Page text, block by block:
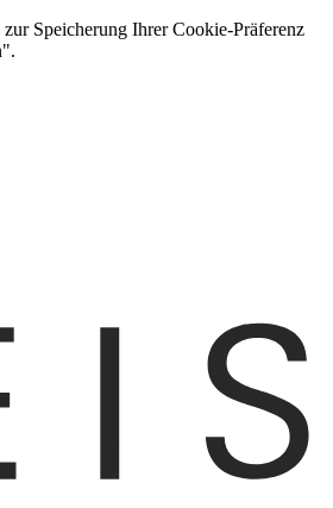
Speicherung Ihrer Cookie-Präferenz